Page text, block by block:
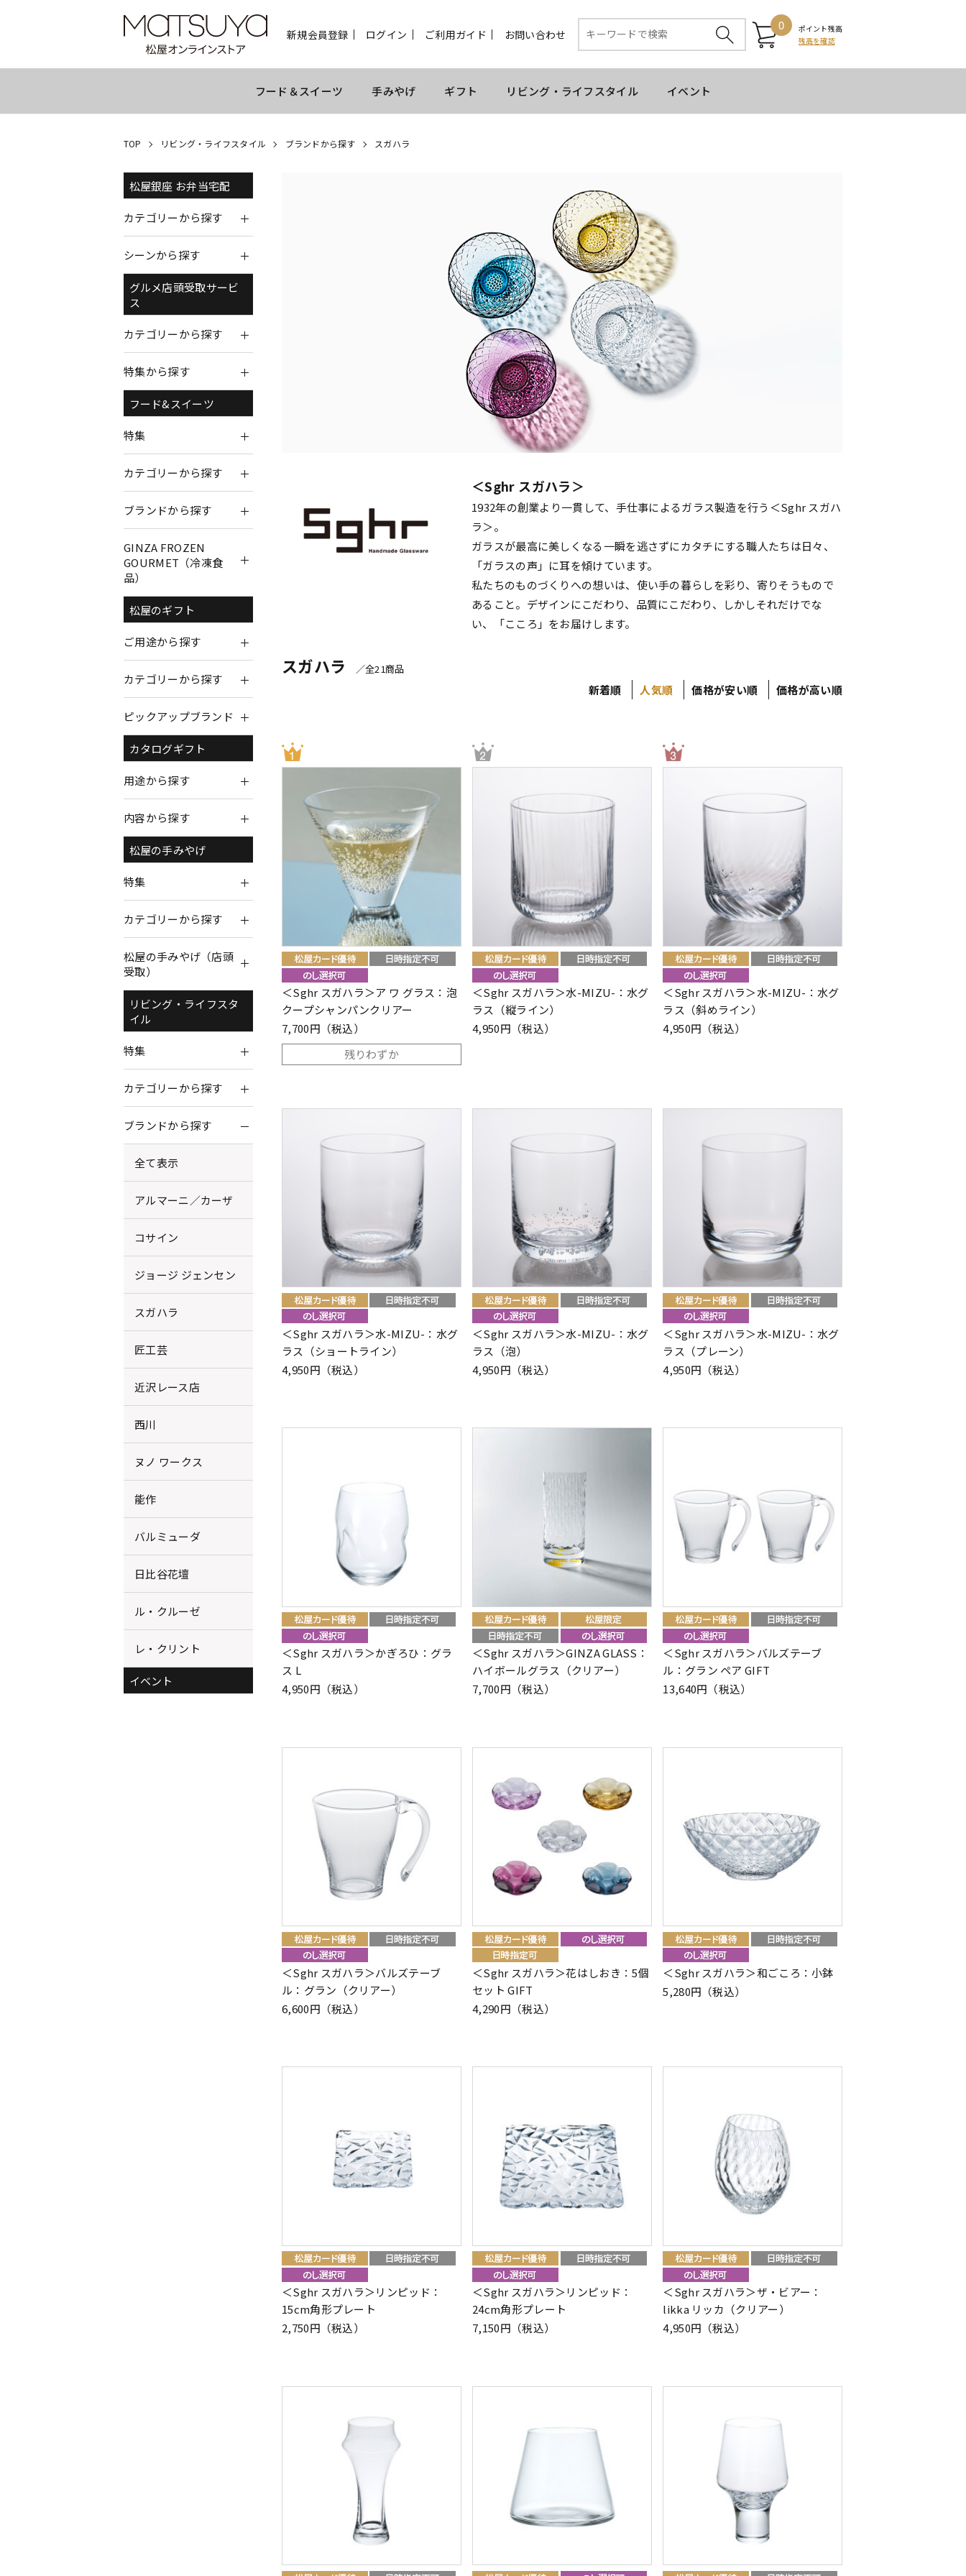
新規会員登録 ログイン ご利用ガイド お問い合わせ
0
ポイント残高
残高を確認
フード＆スイーツ 手みやげ ギフト リビング・ライフスタイル イベント
TOP リビング・ライフスタイル ブランドから探す スガハラ
松屋銀座 お弁当宅配
カテゴリーから探す
シーンから探す
グルメ店頭受取サービ
ス
カテゴリーから探す
特集から探す
フード&スイーツ
特集
カテゴリーから探す
ブランドから探す
GINZA FROZEN
GOURMET（冷凍食
品）
松屋のギフト
ご用途から探す
カテゴリーから探す
ピックアップブランド
カタログギフト
用途から探す
内容から探す
松屋の手みやげ
特集
カテゴリーから探す
松屋の手みやげ（店頭
受取）
リビング・ライフスタ
イル
特集
カテゴリーから探す
ブランドから探す
全て表示
アルマーニ／カーザ
コサイン
ジョージ ジェンセン
スガハラ
匠工芸
近沢レース店
西川
ヌノ ワークス
能作
バルミューダ
日比谷花壇
ル・クルーゼ
レ・クリント
イベント
＜Sghr スガハラ＞
1932年の創業より一貫して、手仕事によるガラス製造を行う＜Sghr スガハ
ラ＞。
ガラスが最高に美しくなる一瞬を逃さずにカタチにする職人たちは日々、
「ガラスの声」に耳を傾けています。
私たちのものづくりへの想いは、使い手の暮らしを彩り、寄りそうもので
あること。デザインにこだわり、品質にこだわり、しかしそれだけでな
い、「こころ」をお届けします。
スガハラ ／全21商品
新着順 人気順 価格が安い順 価格が高い順
＜Sghr スガハラ＞ア ワ グラス：泡
クープシャンパンクリアー
7,700円（税込）
残りわずか
＜Sghr スガハラ＞水-MIZU-：水グ
ラス（縦ライン）
4,950円（税込）
＜Sghr スガハラ＞水-MIZU-：水グ
ラス（斜めライン）
4,950円（税込）
＜Sghr スガハラ＞水-MIZU-：水グ
ラス（ショートライン）
4,950円（税込）
＜Sghr スガハラ＞水-MIZU-：水グ
ラス（泡）
4,950円（税込）
＜Sghr スガハラ＞水-MIZU-：水グ
ラス（プレーン）
4,950円（税込）
＜Sghr スガハラ＞かぎろひ：グラ
ス L
4,950円（税込）
＜Sghr スガハラ＞GINZA GLASS：
ハイボールグラス（クリアー）
7,700円（税込）
＜Sghr スガハラ＞バルズテーブ
ル：グラン ペア GIFT
13,640円（税込）
＜Sghr スガハラ＞バルズテーブ
ル：グラン（クリアー）
6,600円（税込）
＜Sghr スガハラ＞花はしおき：5個
セット GIFT
4,290円（税込）
＜Sghr スガハラ＞和ごころ：小鉢
5,280円（税込）
＜Sghr スガハラ＞リンピッド：
15cm角形プレート
2,750円（税込）
＜Sghr スガハラ＞リンピッド：
24cm角形プレート
7,150円（税込）
＜Sghr スガハラ＞ザ・ビアー：
likka リッカ（クリアー）
4,950円（税込）